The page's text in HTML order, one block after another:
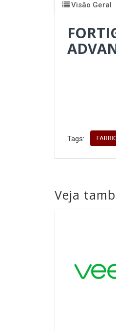
Visão Geral
Tags:
Veja